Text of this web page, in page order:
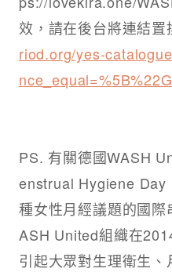
效，請在後台將連結置
riod.org/yes-
PS. 有關德國WASH
enstrual Hygiene Day
種女性月經議題的國
ASH United組織在
引起大眾對生理衛生